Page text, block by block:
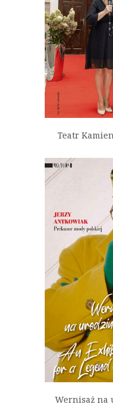
Teatr
Wernisaż na